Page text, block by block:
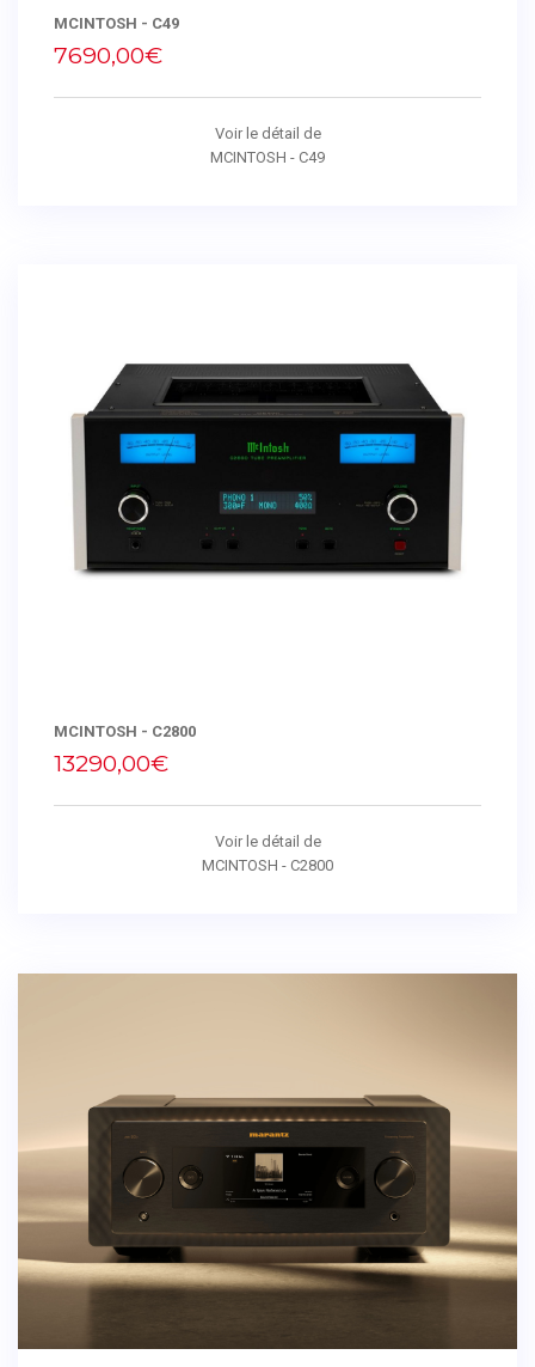
MCINTOSH - C49
7690,00€
Voir le détail de
MCINTOSH - C49
MCINTOSH - C2800
13290,00€
Voir le détail de
MCINTOSH - C2800